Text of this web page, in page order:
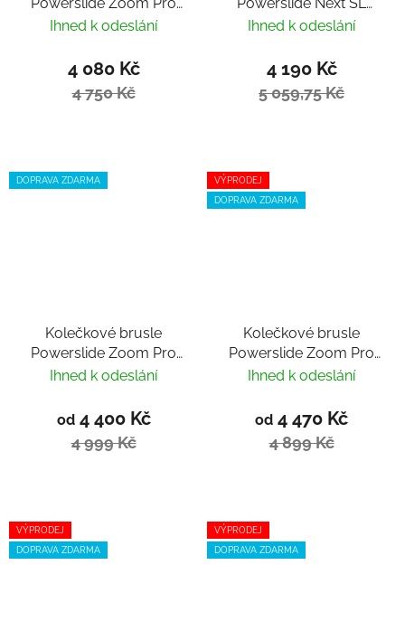
Powerslide Zoom Pro
100 Black Mint Trinity
Ihned k odeslání
4 080 Kč
4 750 Kč
Powerslide Next SL
Black 110
Ihned k odeslání
4 190 Kč
5 059,75 Kč
DOPRAVA ZDARMA
Kolečkové brusle
Powerslide Zoom Pro
80 Black
Ihned k odeslání
od4 400 Kč
4 999 Kč
VÝPRODEJ
DOPRAVA ZDARMA
Kolečkové brusle
Powerslide Zoom Pro
100 black Trinity
Ihned k odeslání
od 4 470 Kč
4 899 Kč
VÝPRODEJ
DOPRAVA ZDARMA
VÝPRODEJ
DOPRAVA ZDARMA